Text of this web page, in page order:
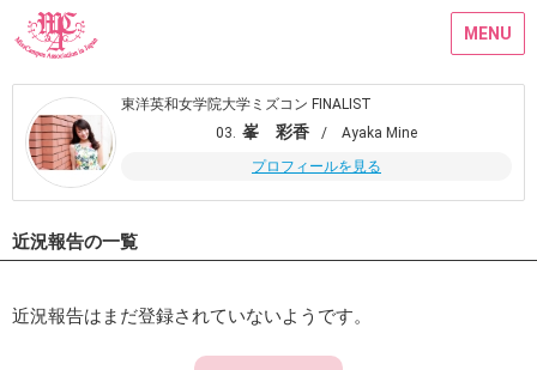
MENU
東洋英和女学院大学ミズコン FINALIST
03. 峯 彩香
/ Ayaka Mine
プロフィールを見る
近況報告の一覧
近況報告はまだ登録されていないようです。